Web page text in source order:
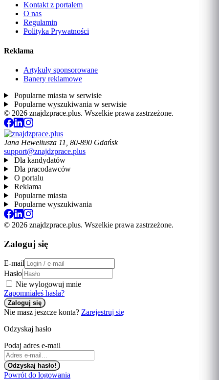
Kontakt z portalem
O nas
Regulamin
Polityka Prywatności
Reklama
Artykuły sponsorowane
Banery reklamowe
Popularne miasta w serwisie
Popularne wyszukiwania w serwisie
© 2026 znajdzprace.plus. Wszelkie prawa zastrzeżone.
Jana Heweliusza 11, 80-890 Gdańsk
support@znajdzprace.plus
Dla kandydatów
Dla pracodawców
O portalu
Reklama
Popularne miasta
Popularne wyszukiwania
© 2026 znajdzprace.plus. Wszelkie prawa zastrzeżone.
Zaloguj się
E-mail
Hasło
Nie wylogowuj mnie
Zapomniałeś hasła?
Nie masz jeszcze konta? Zarejestruj się
Odzyskaj hasło
Podaj adres e-mail
Powrót do logowania